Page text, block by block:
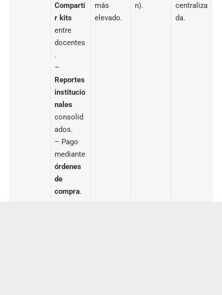
Comparti
r kits
entre
docentes
.
–
Reportes
institucio
nales
consolid
ados.
– Pago
mediante
órdenes
de
compra.
más
elevado.
n).
centraliza
da.